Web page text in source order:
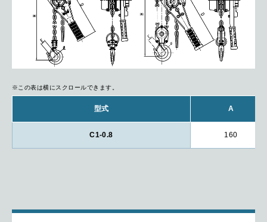
※この表は横にスクロールできます。
型式 A
C1-0.8 160